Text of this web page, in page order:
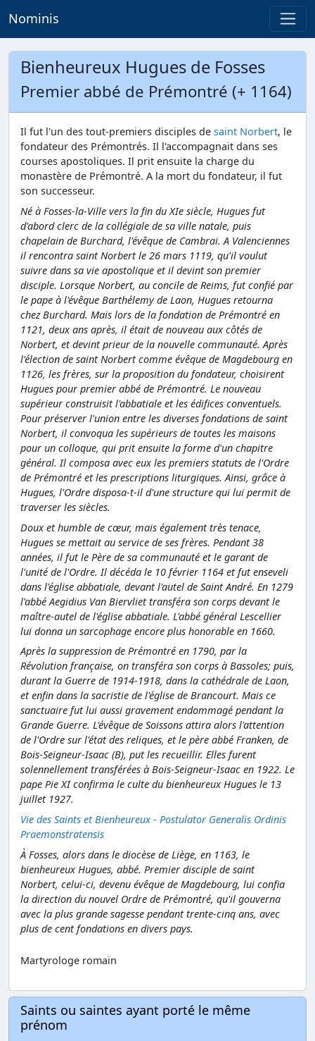
Nominis
Bienheureux Hugues de Fosses
Premier abbé de Prémontré (+ 1164)
Il fut l'un des tout-premiers disciples de saint Norbert, le
fondateur des Prémontrés. Il l'accompagnait dans ses
courses apostoliques. Il prit ensuite la charge du
monastère de Prémontré. A la mort du fondateur, il fut
son successeur.
Né à Fosses-la-Ville vers la fin du XIe siècle, Hugues fut
d'abord clerc de la collégiale de sa ville natale, puis
chapelain de Burchard, l'évêque de Cambrai. A Valenciennes
il rencontra saint Norbert le 26 mars 1119, qu'il voulut
suivre dans sa vie apostolique et il devint son premier
disciple. Lorsque Norbert, au concile de Reims, fut confié par
le pape à l'évêque Barthélemy de Laon, Hugues retourna
chez Burchard. Mais lors de la fondation de Prémontré en
1121, deux ans après, il était de nouveau aux côtés de
Norbert, et devint prieur de la nouvelle communauté. Après
l'élection de saint Norbert comme évêque de Magdebourg en
1126, les frères, sur la proposition du fondateur, choisirent
Hugues pour premier abbé de Prémontré. Le nouveau
supérieur construisit l'abbatiale et les édifices conventuels.
Pour préserver l'union entre les diverses fondations de saint
Norbert, il convoqua les supérieurs de toutes les maisons
pour un colloque, qui prit ensuite la forme d'un chapitre
général. Il composa avec eux les premiers statuts de l'Ordre
de Prémontré et les prescriptions liturgiques. Ainsi, grâce à
Hugues, l'Ordre disposa-t-il d'une structure qui lui permit de
traverser les siècles.
Doux et humble de cœur, mais également très tenace,
Hugues se mettait au service de ses frères. Pendant 38
années, il fut le Père de sa communauté et le garant de
l'unité de l'Ordre. Il décéda le 10 février 1164 et fut enseveli
dans l'église abbatiale, devant l'autel de Saint André. En 1279
l'abbé Aegidius Van Biervliet transféra son corps devant le
maître-autel de l'église abbatiale. L'abbé général Lescellier
lui donna un sarcophage encore plus honorable en 1660.
Après la suppression de Prémontré en 1790, par la
Révolution française, on transféra son corps à Bassoles; puis,
durant la Guerre de 1914-1918, dans la cathédrale de Laon,
et enfin dans la sacristie de l'église de Brancourt. Mais ce
sanctuaire fut lui aussi gravement endommagé pendant la
Grande Guerre. L'évêque de Soissons attira alors l'attention
de l'Ordre sur l'état des reliques, et le père abbé Franken, de
Bois-Seigneur-Isaac (B), put les recueillir. Elles furent
solennellement transférées à Bois-Seigneur-Isaac en 1922. Le
pape Pie XI confirma le culte du bienheureux Hugues le 13
juillet 1927.
Vie des Saints et Bienheureux - Postulator Generalis Ordinis
Praemonstratensis
À Fosses, alors dans le diocèse de Liège, en 1163, le
bienheureux Hugues, abbé. Premier disciple de saint
Norbert, celui-ci, devenu évêque de Magdebourg, lui confia
la direction du nouvel Ordre de Prémontré, qu'il gouverna
avec la plus grande sagesse pendant trente-cinq ans, avec
plus de cent fondations en divers pays.
Martyrologe romain
Saints ou saintes ayant porté le même
prénom